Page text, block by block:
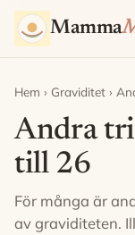
Hoppa till innehåll
Mamma
Hem › Graviditet ›
Andra
till 26
För många är
av graviditeten.